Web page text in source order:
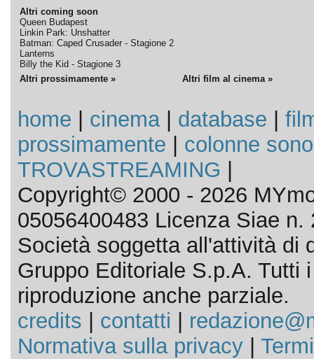
Altri coming soon
Queen Budapest
Linkin Park: Unshatter
Batman: Caped Crusader - Stagione 2
Lanterns
Billy the Kid - Stagione 3
Altri prossimamente » Altri film al cinema »
home cinema| database
prossimamente
colonne
TROVASTREAMING
Copyright© 2000 - 2026
05056400483 Licenza Siae n.
Società soggetta all'attività di
Gruppo Editoriale S.p.A. Tutti
riproduzione anche parziale.
credits
contatti
Normativa sulla privacy|